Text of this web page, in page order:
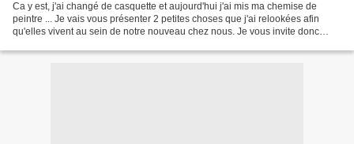
Ca y est, j'ai changé de casquette et aujourd'hui j'ai mis ma chemise de
peintre ... Je vais vous présenter 2 petites choses que j'ai relookées afin
qu'elles vivent au sein de notre nouveau chez nous. Je vous invite donc